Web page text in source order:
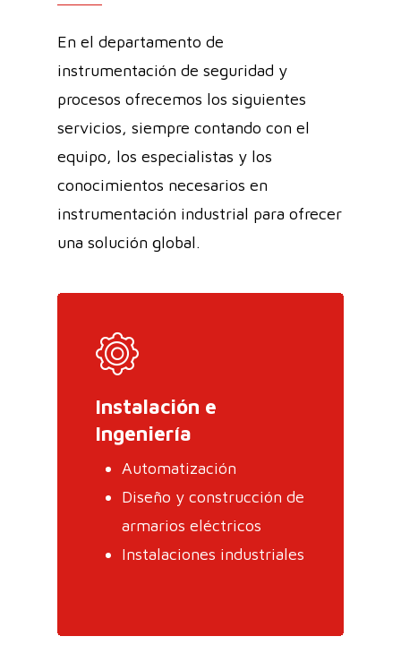
En el departamento de
instrumentación de seguridad y
procesos ofrecemos los siguientes
servicios, siempre contando con el
equipo, los especialistas y los
conocimientos necesarios en
instrumentación industrial para ofrecer
una solución global.
Instalación e
Ingeniería
Automatización
Diseño y construcción de
armarios eléctricos
Instalaciones industriales